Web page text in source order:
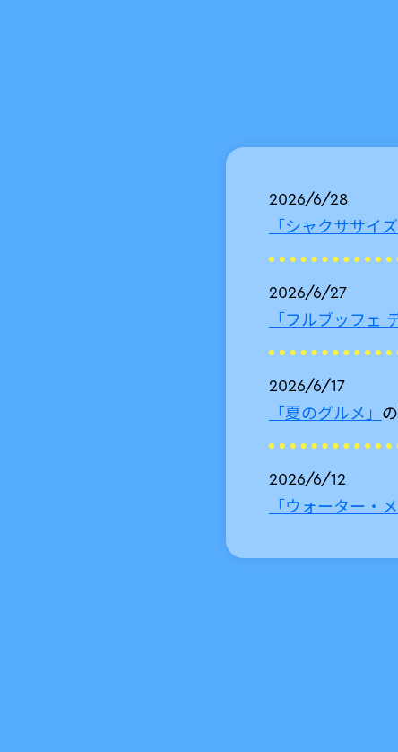
2026/6/28
「シャクササイズ
2026/6/27
「フルブッフェ
2026/6/17
「夏のグルメ」
2026/6/12
「ウォーター・